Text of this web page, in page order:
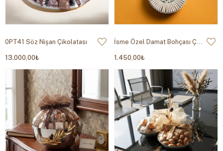
0PT41 Söz Nişan Çikolatası
13.000,00₺
İsme Özel Damat Bohçası Çikolatası - Metal Kutu
1.450,00₺